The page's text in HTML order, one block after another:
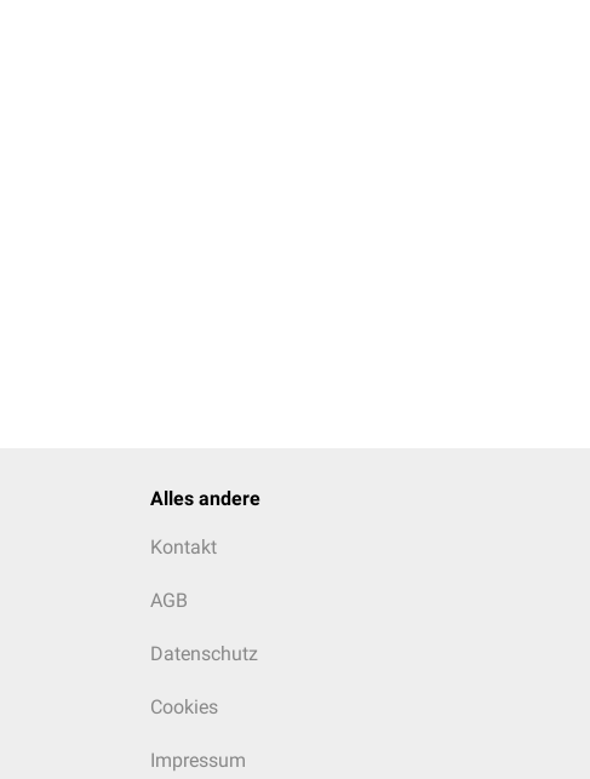
Alles andere
Kontakt
AGB
Datenschutz
Cookies
Impressum